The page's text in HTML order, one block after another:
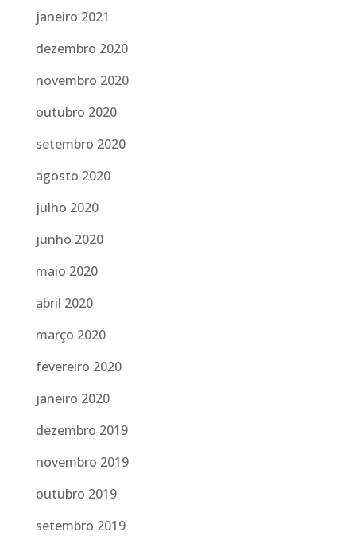
janeiro 2021
dezembro 2020
novembro 2020
outubro 2020
setembro 2020
agosto 2020
julho 2020
junho 2020
maio 2020
abril 2020
março 2020
fevereiro 2020
janeiro 2020
dezembro 2019
novembro 2019
outubro 2019
setembro 2019